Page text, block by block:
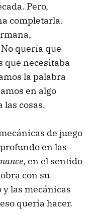
Pero,
completarla.
quería que
que necesitaba
la palabra
en algo
cosas.
de juego
en las
, en el sentido
con su
las mecánicas
quería hacer.